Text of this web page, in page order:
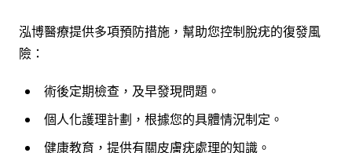
泓博醫療提供多項預防措施，幫助您控制脫疣的復發風
險：
術後定期檢查，及早發現問題。
個人化護理計劃，根據您的具體情況制定。
健康教育，提供有關皮膚疣處理的知識。